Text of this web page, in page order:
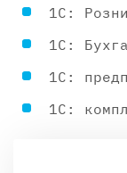
1С:
1С:
1С:
1С: